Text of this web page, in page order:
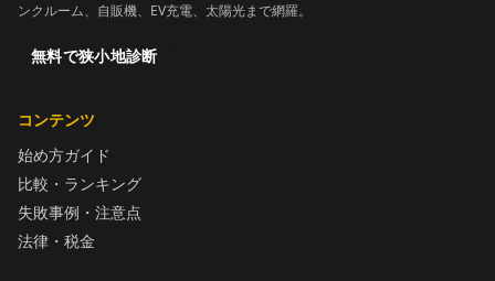
ンクルーム、自販機、EV充電、太陽光まで網羅。
無料で狭小地診断
コンテンツ
始め方ガイド
比較・ランキング
失敗事例・注意点
法律・税金